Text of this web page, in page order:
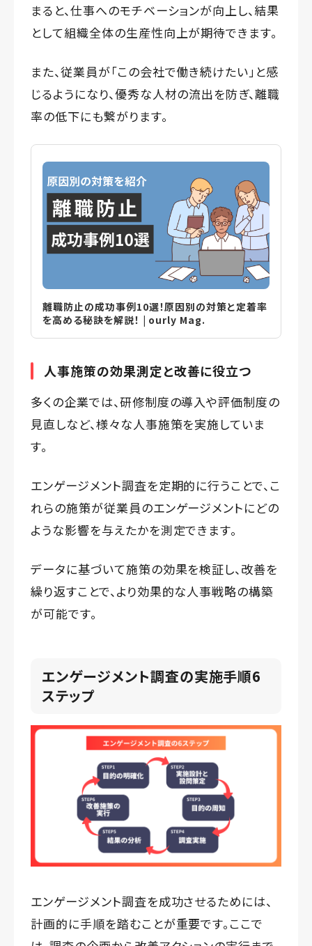
まると、仕事へのモチベーションが向上し、結果
として組織全体の生産性向上が期待できます。
また、従業員が「この会社で働き続けたい」と感
じるようになり、優秀な人材の流出を防ぎ、離職
率の低下にも繋がります。
離職防止の成功事例10選！原因別の対策と定着率
を高める秘訣を解説！ | ourly Mag.
人事施策の効果測定と改善に役立つ
多くの企業では、研修制度の導入や評価制度の
見直しなど、様々な人事施策を実施していま
す。
エンゲージメント調査を定期的に行うことで、こ
れらの施策が従業員のエンゲージメントにどの
ような影響を与えたかを測定できます。
データに基づいて施策の効果を検証し、改善を
繰り返すことで、より効果的な人事戦略の構築
が可能です。
エンゲージメント調査の実施手順6
ステップ
エンゲージメント調査を成功させるためには、
計画的に手順を踏むことが重要です。ここで